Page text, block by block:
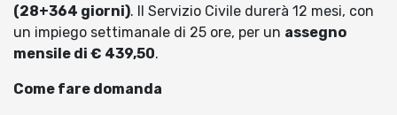
(28+364 giorni). Il Servizio Civile durerà 12 mesi, con
un impiego settimanale di 25 ore, per un assegno
mensile di € 439,50.
Come fare domanda